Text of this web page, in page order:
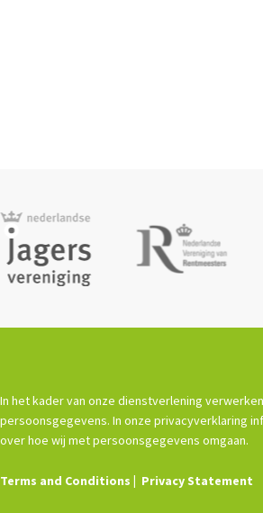
In het kader van onze dienstverlening
persoonsgegevens. In onze privacyverklaring
over hoe wij met persoonsgegevens omgaan.
Terms and Conditions Privacy Statement